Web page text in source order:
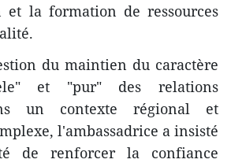
et la formation de ressources
du maintien du caractère
et "pur" des relations
un contexte régional et
l'ambassadrice a insisté
de renforcer la confiance